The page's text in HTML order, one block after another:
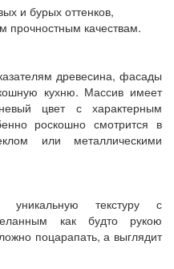
и бурых оттенков,
прочностным качествам.
древесина, фасады
кухню. Массив имеет
цвет с характерным
роскошно смотрится в
или металлическими
текстуру с
как будто рукою
поцарапать, а выглядит